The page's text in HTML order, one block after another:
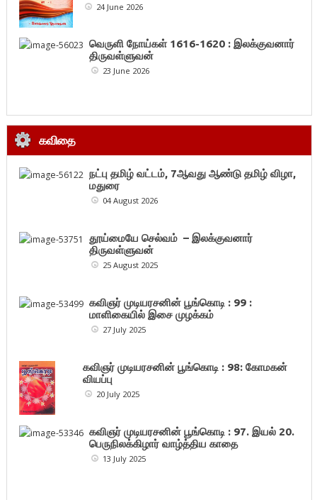
24 June 2026
வெருளி நோய்கள் 1616-1620 : இலக்குவனார்
திருவள்ளுவன்
23 June 2026
கவிதை
நட்பு தமிழ் வட்டம், 7ஆவது ஆண்டு தமிழ் விழா,
மதுரை
04 August 2026
தூய்மையே செல்வம் – இலக்குவனார்
திருவள்ளுவன்
25 August 2025
கவிஞர் முடியரசனின் பூங்கொடி : 99 :
மாளிகையில் இசை முழக்கம்
27 July 2025
கவிஞர் முடியரசனின் பூங்கொடி : 98: கோமகன்
வியப்பு
20 July 2025
கவிஞர் முடியரசனின் பூங்கொடி : 97. இயல் 20.
பெருநிலக்கிழார் வாழ்த்திய காதை
13 July 2025